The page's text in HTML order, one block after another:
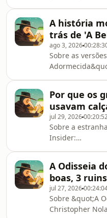
NARRADO:
historia Cursos e
A história
trás de 'A
ago 3, 2026
Sobre as
Cupom:
Por que os
usavam
jul 29, 2026
Sobre a
Insider:
A Odisseia
boas, 3
jul 27, 2026
Sobre &quot;A
Christopher